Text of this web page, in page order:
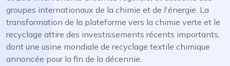
groupes internationaux de la chimie et de l'énergie. La
transformation de la plateforme vers la chimie verte et le
recyclage attire des investissements récents importants,
dont une usine mondiale de recyclage textile chimique
annoncée pour la fin de la décennie.